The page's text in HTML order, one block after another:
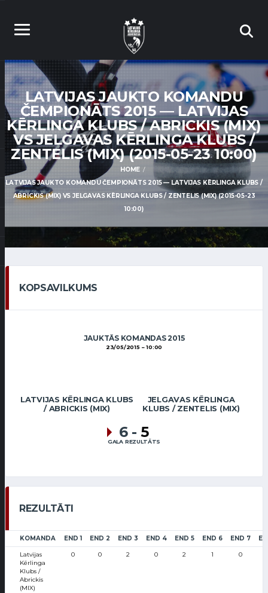
LATVIJAS JAUKTO KOMANDU
ČEMPIONĀTS 2015 — LATVIJAS
KĒRLINGA KLUBS / ABRICKIS (MIX)
VS JELGAVAS KĒRLINGA KLUBS /
ZENTELIS (MIX) (2015-05-23 10:00)
HOME
LATVIJAS JAUKTO KOMANDU ČEMPIONĀTS 2015 — LATVIJAS KĒRLINGA KLUBS /
ABRICKIS (MIX) VS JELGAVAS KĒRLINGA KLUBS / ZENTELIS (MIX) (2015-05-23
10:00)
KOPSAVILKUMS
JAUKTĀS KOMANDAS 2015
23/05/2015 10:00
LATVIJAS KĒRLINGA KLUBS
/ ABRICKIS (MIX)
JELGAVAS KĒRLINGA
KLUBS / ZENTELIS (MIX)
6 - 5
GALA REZULTĀTS
REZULTĀTI
KOMANDA END 1 END 2 END 3 END 4 END 5 END 6 END 7
Latvijas
Kērlinga
Klubs /
Abrickis
(MIX)
0 0 2 0 2 1 0